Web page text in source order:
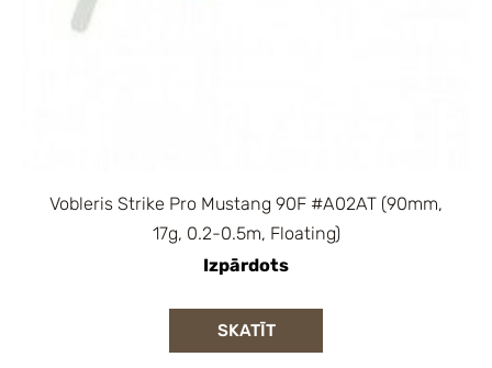
Vobleris Strike Pro Mustang 90F #A02AT (90mm,
17g, 0.2-0.5m, Floating)
Izpārdots
SKATĪT